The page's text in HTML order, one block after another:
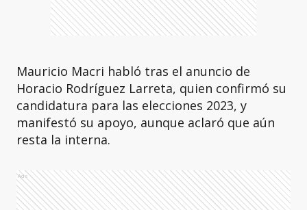
Mauricio Macri habló tras el anuncio de
Horacio Rodríguez Larreta, quien confirmó su
candidatura para las elecciones 2023, y
manifestó su apoyo, aunque aclaró que aún
resta la interna.
Ads